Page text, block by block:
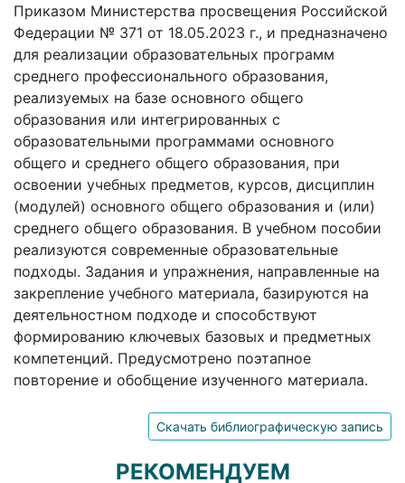
Приказом Министерства просвещения Российской
Федерации № 371 от 18.05.2023 г., и предназначено
для реализации образовательных программ
среднего профессионального образования,
реализуемых на базе основного общего
образования или интегрированных с
образовательными программами основного
общего и среднего общего образования, при
освоении учебных предметов, курсов, дисциплин
(модулей) основного общего образования и (или)
среднего общего образования. В учебном пособии
реализуются современные образовательные
подходы. Задания и упражнения, направленные на
закрепление учебного материала, базируются на
деятельностном подходе и способствуют
формированию ключевых базовых и предметных
компетенций. Предусмотрено поэтапное
повторение и обобщение изученного материала.
Скачать библиографическую запись
РЕКОМЕНДУЕМ